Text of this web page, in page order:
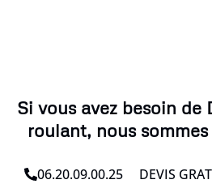
Si vous avez besoin de
roulant, nous
06.20.09.00.25 DEVIS